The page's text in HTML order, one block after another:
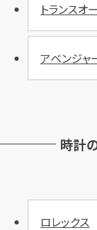
トランスオ
アベンジャ
時計
ロレックス